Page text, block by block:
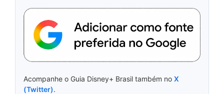
Acompanhe o Guia Disney+ Brasil também no X
(Twitter).